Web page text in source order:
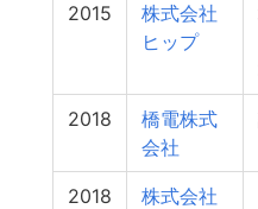
2015
株式会社
ヒップ
2018
橋電株式
会社
2018
株式会社